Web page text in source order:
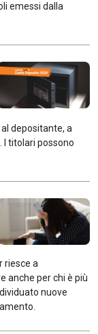
emessi dalla
depositante, a
I titolari possono
riesce a
anche per chi è più
nuove